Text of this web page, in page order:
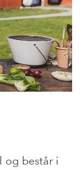
og består i